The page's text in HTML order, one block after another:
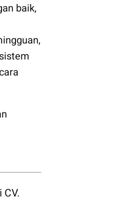
baik,